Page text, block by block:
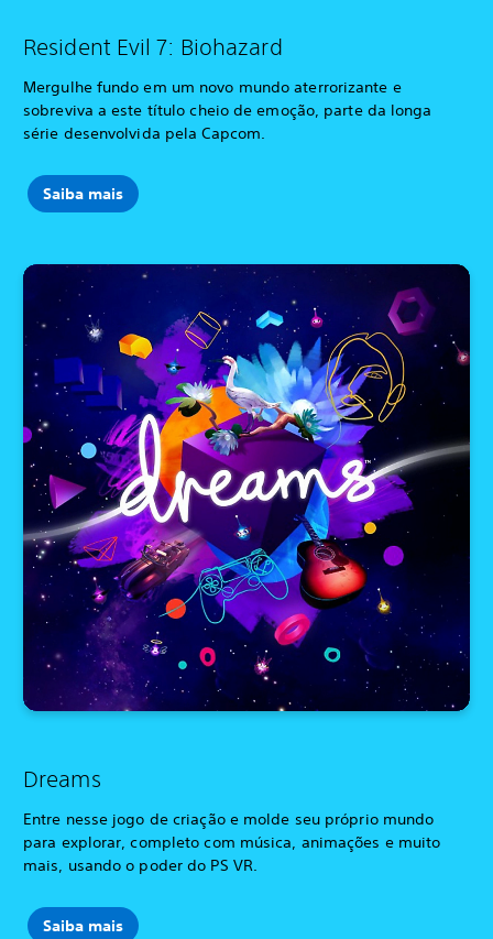
Resident Evil 7: Biohazard
Mergulhe fundo em um novo mundo aterrorizante e
sobreviva a este título cheio de emoção, parte da longa
série desenvolvida pela Capcom.
Saiba mais
Dreams
Entre nesse jogo de criação e molde seu próprio mundo
para explorar, completo com música, animações e muito
mais, usando o poder do PS VR.
Saiba mais